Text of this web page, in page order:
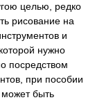
целью, редко
рисование на
и
нужно
посредством
при пособии
может быть